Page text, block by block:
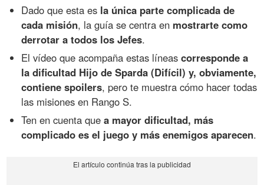
Dado que esta es la única parte complicada de
cada misión, la guía se centra en mostrarte como
derrotar a todos los Jefes.
El vídeo que acompaña estas líneascorresponde a
la dificultad Hijo de Sparda (Difícil) y, obviamente,
contiene spoilers, pero te muestra cómo hacer todas
las misiones en Rango S.
Ten en cuenta quea mayor dificultad, más
complicado es el juego y más enemigos aparecen.